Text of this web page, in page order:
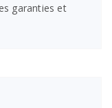
garanties et